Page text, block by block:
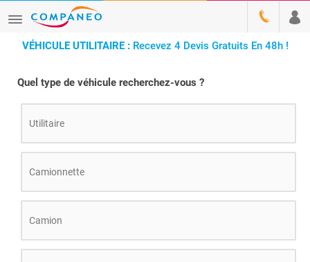
VÉHICULE UTILITAIRE : Recevez 4 Devis Gratuits En 48h !
Quel type de véhicule recherchez-vous ?
Utilitaire
Camionnette
Camion